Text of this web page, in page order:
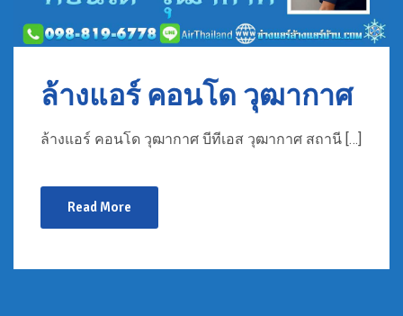
ล้างแอร์ คอนโด วุฒากาศ
ล้างแอร์ คอนโด วุฒากาศ บีทีเอส วุฒากาศ สถานี […]
Read More